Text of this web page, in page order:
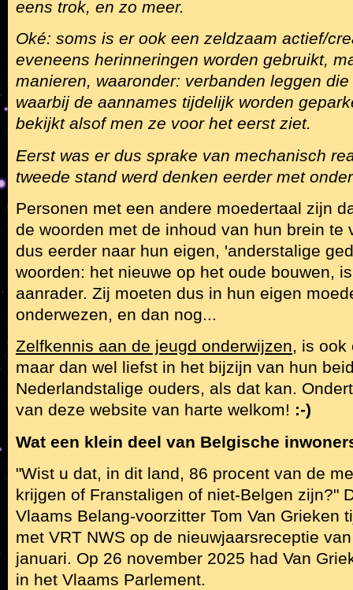
eens trok, en zo meer.
Oké: soms is er ook een zeldzaam actief/
eveneens herinneringen worden gebruikt,
manieren, waaronder: verbanden leggen
waarbij de aannames tijdelijk worden
bekijkt alsof men ze voor het eerst ziet.
Eerst was er dus sprake van mechanisch
tweede stand werd denken eerder met
Personen met een andere moedertaal zijn
de woorden met de inhoud van hun brein te
dus eerder naar hun eigen, 'anderstalige
woorden: het nieuwe op het oude bouwen,
aanrader. Zij moeten dus in hun eigen
onderwezen, en dan nog...
Zelfkennis aan de jeugd onderwijzen, is ook
maar dan wel liefst in het bijzijn van hun
Nederlandstalige ouders, als dat kan.
van deze website van harte welkom! :-)
Wat een klein deel van Belgische
"Wist u dat, in dit land, 86 procent van de
krijgen of Franstaligen of niet-Belgen zijn?"
Vlaams Belang-voorzitter Tom Van Grieken
met VRT NWS op de nieuwjaarsreceptie
januari. Op 26 november 2025 had Van
in het Vlaams Parlement.